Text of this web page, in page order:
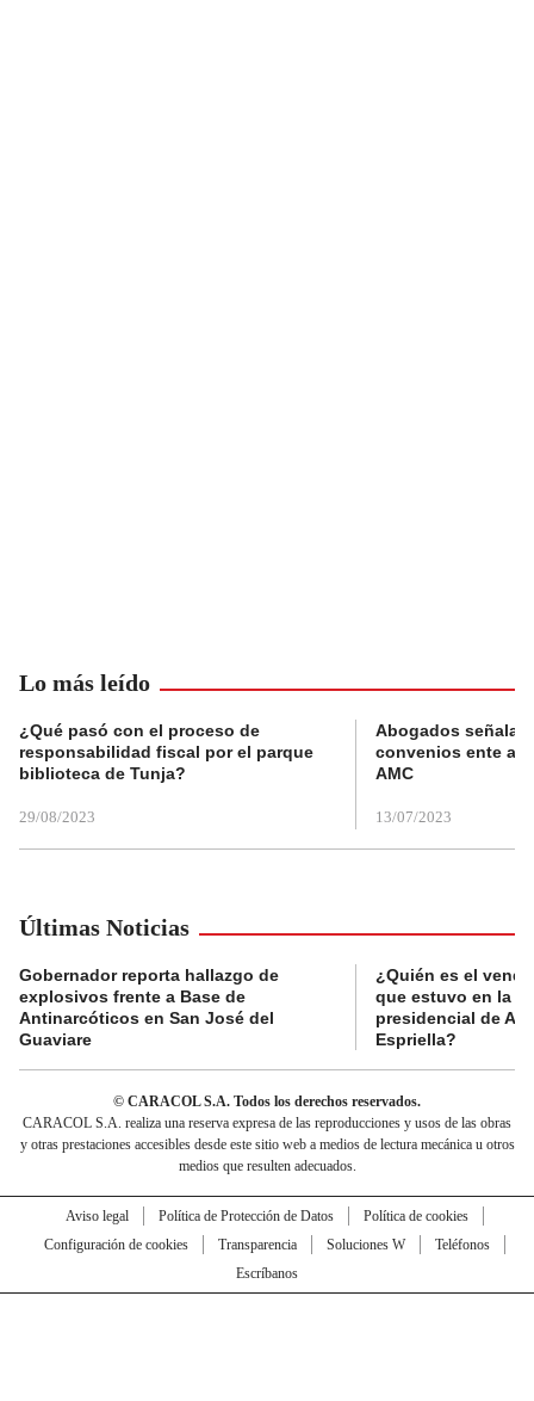
Lo más leído
¿Qué pasó con el proceso de
responsabilidad fiscal por el parque
biblioteca de Tunja?
29/08/2023
Abogados
convenios ente
AMC
13/07/2023
Últimas Noticias
Gobernador reporta hallazgo de
explosivos frente a Base de
Antinarcóticos en San José del
Guaviare
¿Quién es el
que estuvo en la
presidencial de
Espriella?
© CARACOL S.A. Todos los derechos reservados.
CARACOL S.A. realiza una reserva expresa de las reproducciones y usos de las obras
y otras prestaciones accesibles desde este sitio web a medios de lectura mecánica u otros
medios que resulten adecuados.
Aviso legal Política de Protección de Datos
Política de cookies
Configuración de cookies
Transparencia Soluciones W
Teléfonos
Escríbanos